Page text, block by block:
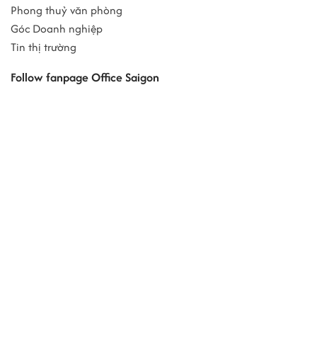
Phong thuỷ văn phòng
Góc Doanh nghiệp
Tin thị trường
Follow fanpage Office Saigon